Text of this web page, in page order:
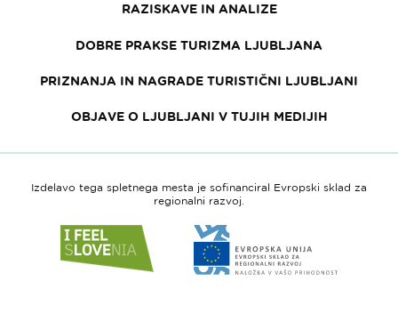
RAZISKAVE IN ANALIZE
DOBRE PRAKSE TURIZMA LJUBLJANA
PRIZNANJA IN NAGRADE TURISTIČNI LJUBLJANI
OBJAVE O LJUBLJANI V TUJIH MEDIJIH
Izdelavo tega spletnega mesta je sofinanciral Evropski sklad za
regionalni razvoj.
do
spletne
do
spletne